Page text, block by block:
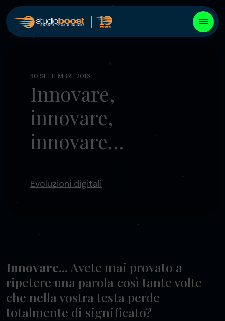
30 SETTEMBRE 2016
Innovare,
innovare,
innovare…
Evoluzioni digitali
Innovare... Avete mai provato a
ripetere una parola così tante volte
che nella vostra testa perde
totalmente di significato?